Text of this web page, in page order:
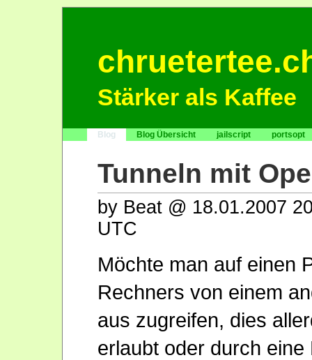
Stärker als Kaffee
Blog Blog Übersicht jailscript portsopt
Tunneln mit
by Beat @ 18.01.2007
UTC
Möchte man auf einen
Rechners von einem
aus zugreifen, dies
erlaubt oder durch eine